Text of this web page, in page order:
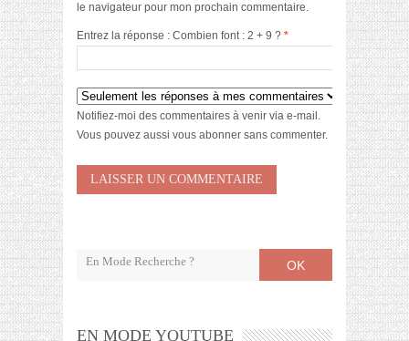
le navigateur pour mon prochain commentaire.
Entrez la réponse : Combien font : 2 + 9 ? *
Notifiez-moi des commentaires à venir via e-mail.
Vous pouvez aussi vous abonner sans commenter.
OK
EN MODE YOUTUBE